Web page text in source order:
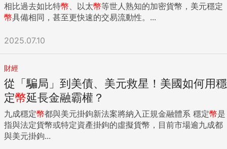
相比過去如比特幣 、以太幣等世人熟知的加密貨幣，美元穩定
幣具備相同，甚至更快速的交易流動性。...
2025.07.10
財經
從「騙局」到美債、美元救星！美國如何用穩
定幣延長金融霸權？
九成穩定幣 都與美元掛鉤新法案將納入正規金融體系 穩定幣是
指與法定貨幣或特定資產掛鉤的虛擬貨幣，目前市場逾九成都
與美元掛鉤...